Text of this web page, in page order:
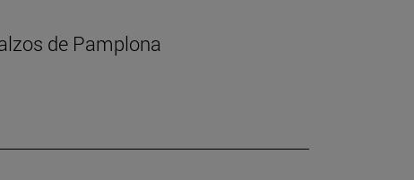
de Pamplona